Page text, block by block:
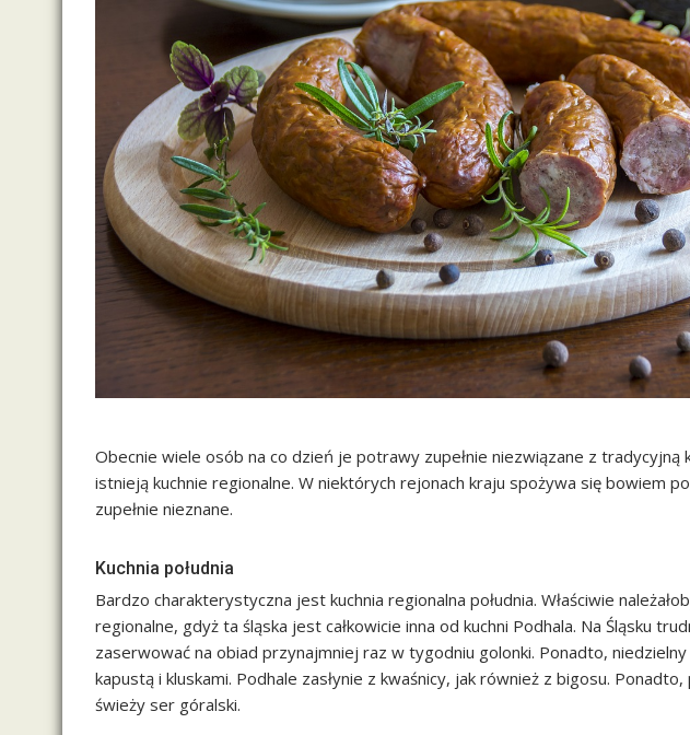
Obecnie wiele osób na co dzień je potrawy zupełnie niezwiązane z tradycyjną
istnieją kuchnie regionalne. W niektórych rejonach kraju spożywa się bowiem
zupełnie nieznane.
Kuchnia południa
Bardzo charakterystyczna jest kuchnia regionalna południa. Właściwie
regionalne, gdyż ta śląska jest całkowicie inna od kuchni Podhala. Na Śląsku
zaserwować na obiad przynajmniej raz w tygodniu golonki. Ponadto,
kapustą i kluskami. Podhale zasłynie z kwaśnicy, jak również z bigosu.
świeży ser góralski.